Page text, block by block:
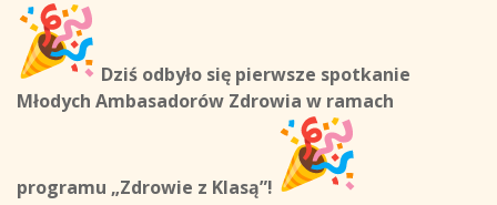
Dziś odbyło się pierwsze spotkanie
Młodych Ambasadorów Zdrowia w ramach
programu „Zdrowie z Klasą”!